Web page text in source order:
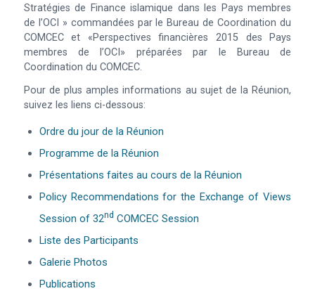
Stratégies de Finance islamique dans les Pays membres
de l’OCI » commandées par le Bureau de Coordination du
COMCEC et «Perspectives financières 2015 des Pays
membres de l’OCI» préparées par le Bureau de
Coordination du COMCEC.
Pour de plus amples informations au sujet de la Réunion,
suivez les liens ci-dessous:
Ordre du jour de la Réunion
Programme de la Réunion
Présentations faites au cours de la Réunion
Policy Recommendations for the Exchange of Views
Session of 32Nd COMCEC Session
Liste des Participants
Galerie Photos
Publications